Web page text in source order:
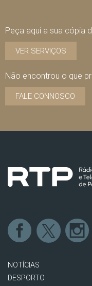
Peça aqui a sua cópia
VER SERVIÇOS
Não encontrou o que
FALE CONNOSCO
NOTÍCIAS
DESPORTO